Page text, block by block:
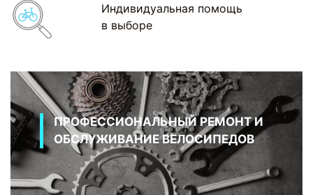
Индивидуальная помощь
в выборе
ПРОФЕССИОНАЛЬНЫЙ РЕМОНТ И
ОБСЛУЖИВАНИЕ ВЕЛОСИПЕДОВ